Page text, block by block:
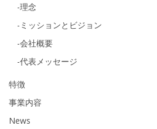
-理念
-ミッションとビジョン
-会社概要
-代表メッセージ
特徴
事業内容
News